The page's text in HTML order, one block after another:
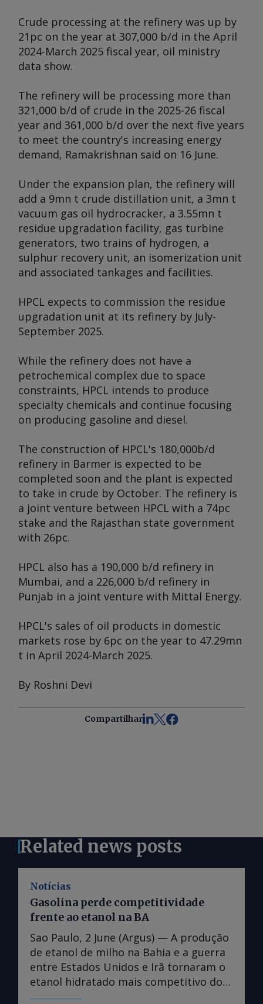
Crude processing at the refinery was up by
21pc on the year at 307,000 b/d in the April
2024-March 2025 fiscal year, oil ministry
data show.
The refinery will be processing more than
321,000 b/d of crude in the 2025-26 fiscal
year and 361,000 b/d over the next five years
to meet the country's increasing energy
demand, Ramakrishnan said on 16 June.
Under the expansion plan, the refinery will
add a 9mn t crude distillation unit, a 3mn t
vacuum gas oil hydrocracker, a 3.55mn t
residue upgradation facility, gas turbine
generators, two trains of hydrogen, a
sulphur recovery unit, an isomerization unit
and associated tankages and facilities.
HPCL expects to commission the residue
upgradation unit at its refinery by July-
September 2025.
While the refinery does not have a
petrochemical complex due to space
constraints, HPCL intends to produce
specialty chemicals and continue focusing
on producing gasoline and diesel.
The construction of HPCL's 180,000b/d
refinery in Barmer is expected to be
completed soon and the plant is expected
to take in crude by October. The refinery is
a joint venture between HPCL with a 74pc
stake and the Rajasthan state government
with 26pc.
HPCL also has a 190,000 b/d refinery in
Mumbai, and a 226,000 b/d refinery in
Punjab in a joint venture with Mittal Energy.
HPCL's sales of oil products in domestic
markets rose by 6pc on the year to 47.29mn
t in April 2024-March 2025.
By Roshni Devi
Compartilhar
Related news posts
Notícias
Gasolina perde competitividade
frente ao etanol na BA
Sao Paulo, 2 June (Argus) — A produção
de etanol de milho na Bahia e a guerra
entre Estados Unidos e Irã tornaram o
etanol hidratado mais competitivo do
que a gasolina no estado, fazendo